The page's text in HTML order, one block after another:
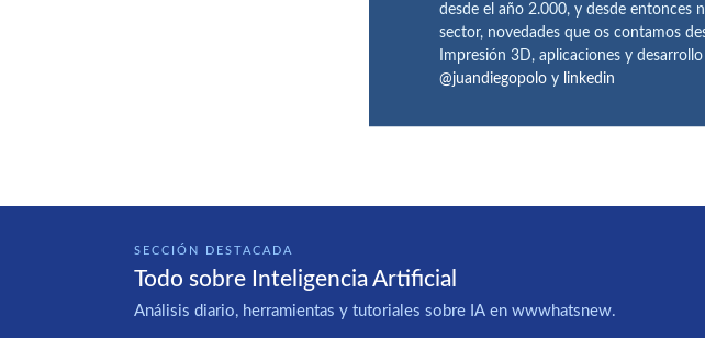
desde el año 2.000, y desde entonces
sector, novedades que os contamos
Impresión 3D, aplicaciones y
@juandiegopolo y linkedin
SECCIÓN DESTACADA
Todo sobre Inteligencia Artificial
Análisis diario, herramientas y tutoriales sobre IA en wwwhatsnew.